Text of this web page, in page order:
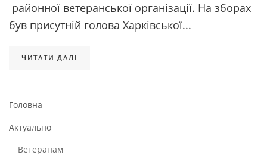
районної ветеранської організації. На зборах
був присутній голова Харківської...
ЧИТАТИ ДАЛІ
Головна
Актуально
Ветеранам